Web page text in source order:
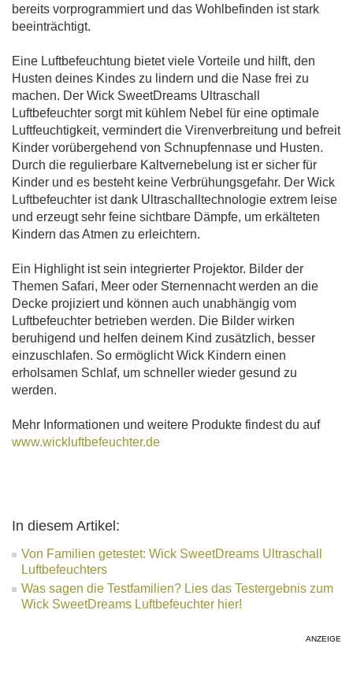
bereits vorprogrammiert und das Wohlbefinden ist stark
beeinträchtigt.
Eine Luftbefeuchtung bietet viele Vorteile und hilft, den
Husten deines Kindes zu lindern und die Nase frei zu
machen. Der Wick SweetDreams Ultraschall
Luftbefeuchter sorgt mit kühlem Nebel für eine optimale
Luftfeuchtigkeit, vermindert die Virenverbreitung und befreit
Kinder vorübergehend von Schnupfennase und Husten.
Durch die regulierbare Kaltvernebelung ist er sicher für
Kinder und es besteht keine Verbrühungsgefahr. Der Wick
Luftbefeuchter ist dank Ultraschalltechnologie extrem leise
und erzeugt sehr feine sichtbare Dämpfe, um erkälteten
Kindern das Atmen zu erleichtern.
Ein Highlight ist sein integrierter Projektor. Bilder der
Themen Safari, Meer oder Sternennacht werden an die
Decke projiziert und können auch unabhängig vom
Luftbefeuchter betrieben werden. Die Bilder wirken
beruhigend und helfen deinem Kind zusätzlich, besser
einzuschlafen. So ermöglicht Wick Kindern einen
erholsamen Schlaf, um schneller wieder gesund zu
werden.
Mehr Informationen und weitere Produkte findest du auf
www.wickluftbefeuchter.de
In diesem Artikel:
Von Familien getestet: Wick SweetDreams Ultraschall
Luftbefeuchters
Was sagen die Testfamilien? Lies das Testergebnis zum
Wick SweetDreams Luftbefeuchter hier!
ANZEIGE